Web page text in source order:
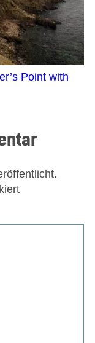
Point with